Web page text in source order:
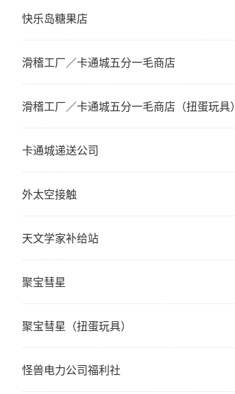
快乐岛糖果店
滑稽工厂／卡通城五分一毛商店
滑稽工厂／卡通城五分一毛商店（扭蛋玩具）
卡通城递送公司
外太空接触
天文学家补给站
聚宝彗星
聚宝彗星（扭蛋玩具）
怪兽电力公司福利社